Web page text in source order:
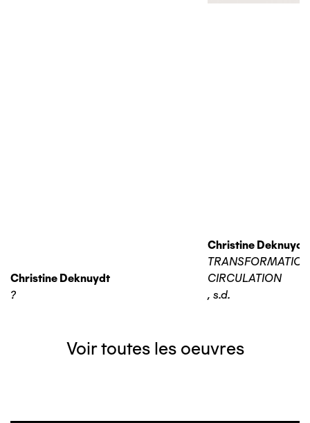
Christine Deknuydt
?
Christine Deknuydt
TRANSFORMATION
CIRCULATION
, s.d.
Voir toutes les oeuvres